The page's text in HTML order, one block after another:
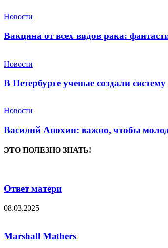
Новости
Вакцина от всех видов рака:
Новости
В Петербурге ученые создали
Новости
Василий Анохин: важно, чтобы
ЭТО ПОЛЕЗНО ЗНАТЬ!
Ответ матери
08.03.2025
Marshall Mathers